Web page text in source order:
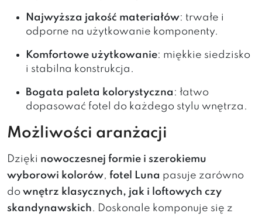
Najwyższa jakość materiałów: trwałe i
odporne na użytkowanie komponenty.
Komfortowe użytkowanie: miękkie siedzisko
i stabilna konstrukcja.
Bogata paleta kolorystyczna : łatwo
dopasować fotel do każdego stylu wnętrza.
Możliwości aranżacji
Dzięki nowoczesnej formie i szerokiemu
wyborowi kolorów, fotel Luna pasuje zarówno
do wnętrz klasycznych, jak i loftowych czy
skandynawskich. Doskonale komponuje się z